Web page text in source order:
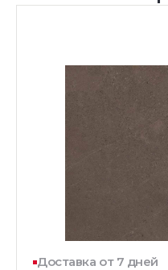
Доставка от 7 дней